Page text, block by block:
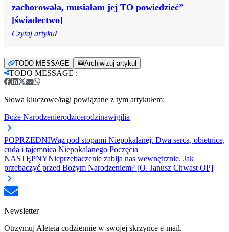
zachorowała, musiałam jej TO powiedzieć”
[świadectwo]
Czytaj artykuł
TODO MESSAGE Archiwizuj artykuł
TODO MESSAGE :
Słowa kluczowe/tagi powiązane z tym artykułem:
Boże Narodzenierodzicerodzinawigilia
POPRZEDNIWąż pod stopami Niepokalanej. Dwa serca, obietnice,
cuda i tajemnica Niepokalanego Poczęcia
NASTĘPNYNieprzebaczenie zabija nas wewnętrznie. Jak
przebaczyć przed Bożym Narodzeniem? [O. Janusz Chwast OP]
Newsletter
Otrzymuj Aleteia codziennie w swojej skrzynce e-mail.